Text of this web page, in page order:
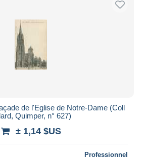
de l'Eglise de Notre-Dame (Coll
Quimper, n° 627)
± 1,14 $US
Professionnel